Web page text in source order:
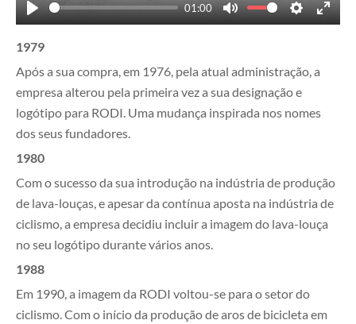
Play
01:00
Mute Settings
Enter
1979
Após a sua compra, em 1976, pela atual administração, a
empresa alterou pela primeira vez a sua designação e
logótipo para RODI. Uma mudança inspirada nos nomes
dos seus fundadores.
1980
Com o sucesso da sua introdução na indústria de produção
de lava-louças, e apesar da contínua aposta na indústria de
ciclismo, a empresa decidiu incluir a imagem do lava-louça
no seu logótipo durante vários anos.
1988
Em 1990, a imagem da RODI voltou-se para o setor do
ciclismo. Com o início da produção de aros de bicicleta em